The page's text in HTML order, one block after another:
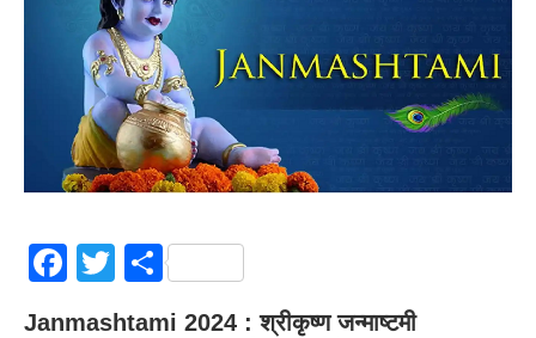
Facebook
Twitter
Share
Janmashtami 2024 : श्रीकृष्ण जन्माष्टमी